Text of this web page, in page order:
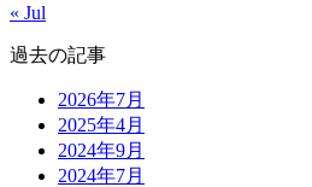
« Jul
過去の記事
2026年7月
2025年4月
2024年9月
2024年7月